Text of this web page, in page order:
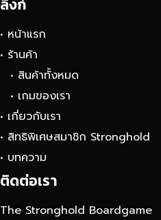
ลิงก์
• หน้าแรก
• ร้านค้า
• สินค้าทั้งหมด
• เกมของเรา
• เกี่ยวกับเรา
• สิทธิพิเศษสมาชิก Stronghold
• บทความ
ติดต่อเรา
The Stronghold Boardgame